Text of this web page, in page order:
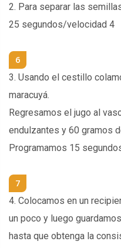
2. Para separar las
25 segundos/velocidad 4
6
3. Usando el cestillo
maracuyá.
Regresamos el jugo al
endulzantes y 60 gramos
Programamos 15
7
4. Colocamos en un
un poco y luego
hasta que obtenga la